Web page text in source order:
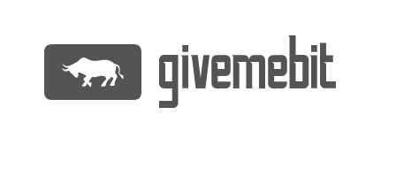
содержимому